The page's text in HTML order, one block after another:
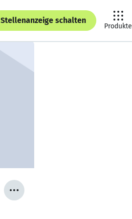
Stellenanzeige schalten
Produkte